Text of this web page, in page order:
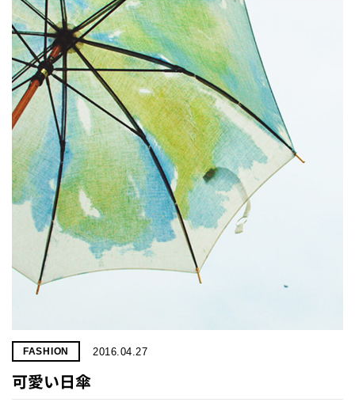
FASHION 2016.04.27
可愛い日傘